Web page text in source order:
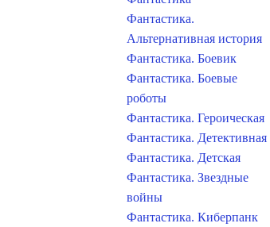
Фантастика.
Альтернативная история
Фантастика. Боевик
Фантастика. Боевые
роботы
Фантастика. Героическая
Фантастика. Детективная
Фантастика. Детская
Фантастика. Звездные
войны
Фантастика. Киберпанк